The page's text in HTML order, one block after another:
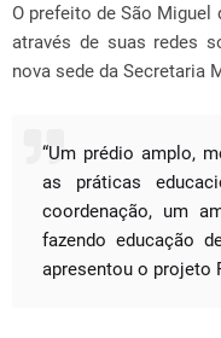
O prefeito de São Miguel
através de suas redes
nova sede da Secretaria
“Um prédio amplo,
as práticas
coordenação, um
fazendo educação
apresentou o projeto